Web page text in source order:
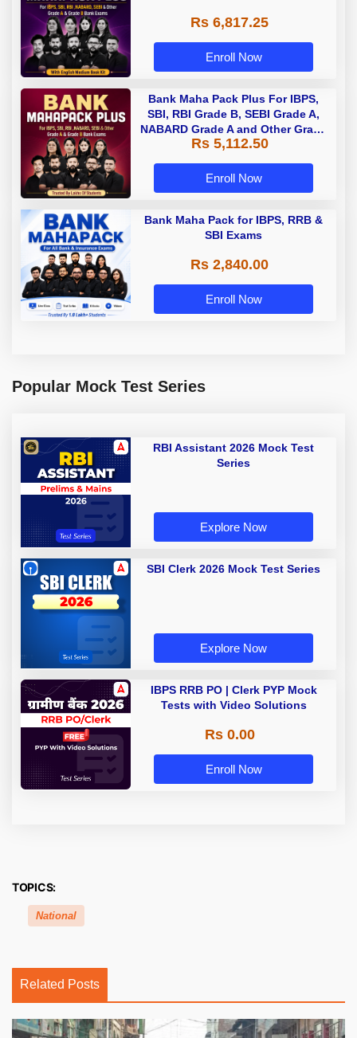
Rs 6,817.25
Enroll Now
Bank Maha Pack Plus For IBPS,
SBI, RBI Grade B, SEBI Grade A,
NABARD Grade A and Other Grade
A & Grade B Bank Exams
Rs 5,112.50
Enroll Now
Bank Maha Pack for IBPS, RRB &
SBI Exams
Rs 2,840.00
Enroll Now
Popular Mock Test Series
RBI Assistant 2026 Mock Test
Series
Explore Now
SBI Clerk 2026 Mock Test Series
Explore Now
IBPS RRB PO | Clerk PYP Mock
Tests with Video Solutions
Rs 0.00
Enroll Now
TOPICS:
National
Related Posts